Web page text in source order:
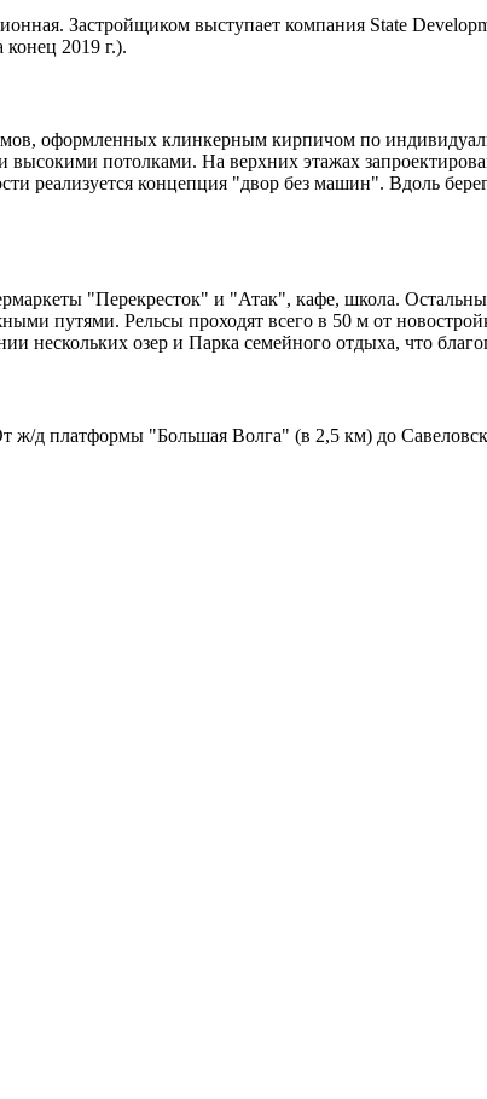
Застройщиком выступает компания State
конец 2019 г.).
оформленных клинкерным кирпичом по
потолками. На верхних этажах
реализуется концепция "двор без машин". Вдоль
"Перекресток" и "Атак", кафе, школа.
путями. Рельсы проходят всего в 50 м от
озер и Парка семейного отдыха, что
д платформы "Большая Волга" (в 2,5 км) до